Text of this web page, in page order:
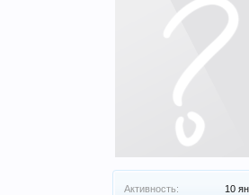
Активность:
10